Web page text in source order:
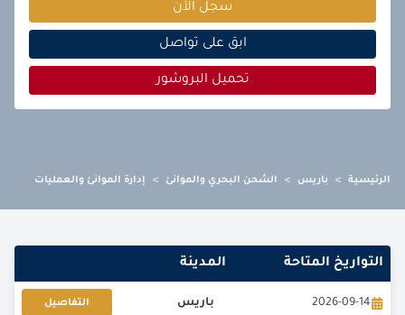
سجل الآن
ابق على تواصل
تحميل البروشور
الرئيسية > باريس > الشحن البحري والموانئ > إدارة الموانئ والعمليات
التواريخ المتاحة المدينة
2026-09-14 باريس التفاصيل